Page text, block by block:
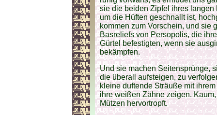
sie die beiden Zipfel ihres
um die Hüften geschnallt ist,
kommen zum Vorschein, und sie
Basreliefs von Persopolis, die
Gürtel befestigten, wenn sie
bekämpfen.
Und sie machen Seitensprünge,
die überall aufsteigen, zu
kleine duftende Sträuße mit
ihre weißen Zähne zeigen.
Mützen hervortropft.